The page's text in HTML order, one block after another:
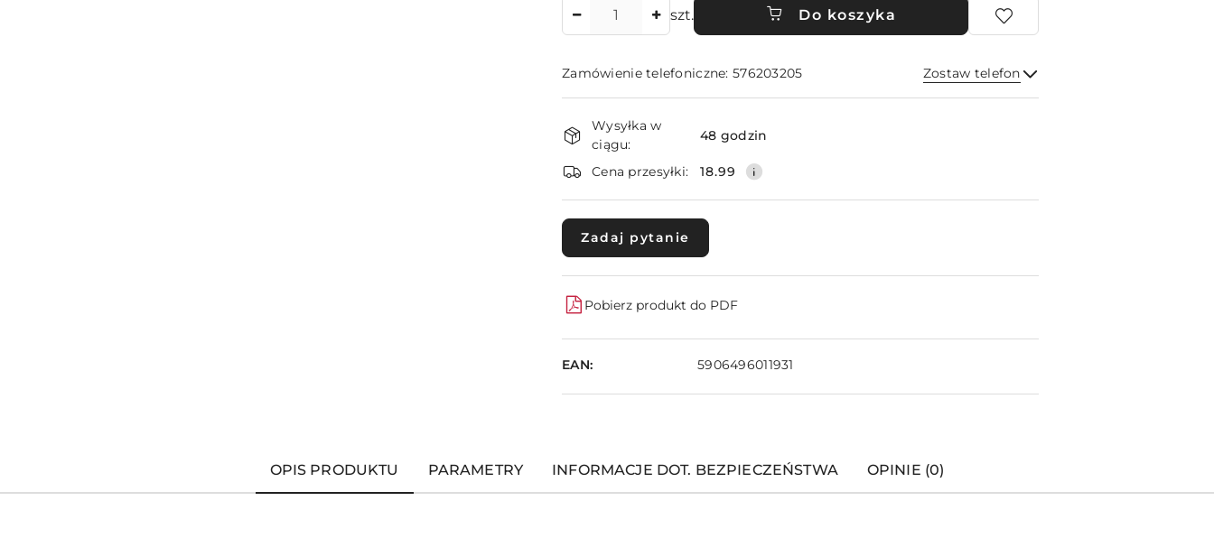
szt. Do koszyka
Zamówienie telefoniczne: 576203205 Zostaw telefon
Wyślij
Dostępność
i
dostawa
Wysyłka w
ciągu:
48 godzin
Cena przesyłki: 18.99
Zadaj pytanie
Pobierz produkt do PDF
EAN: 5906496011931
OPIS PRODUKTU PARAMETRY INFORMACJE DOT. BEZPIECZEŃSTWA OPINIE (0)